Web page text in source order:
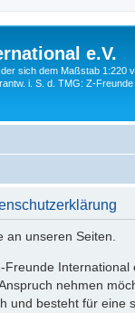
e.V.
sich dem Maßstab 1:220
i. S. d. TMG: Z-
unseren Seiten.
nehmen
und besteht für eine